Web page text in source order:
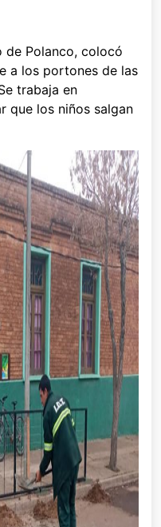
de Polanco, colocó
a los portones de las
trabaja en
que los niños salgan